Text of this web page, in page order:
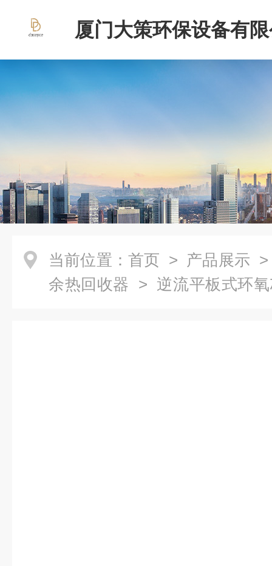
厦门大策环保设备有
当前位置： 首页 > 产品展示
余热回收器 > 逆流平板式环